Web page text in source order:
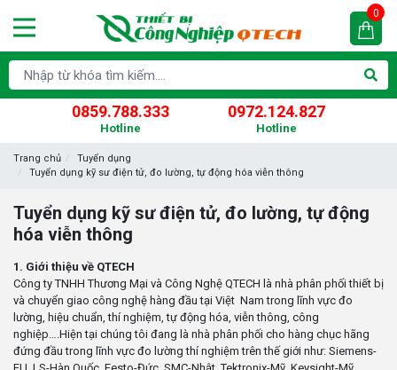
0859.788.333
Hotline
0972.124.827
Hotline
0
Trang chủ
Tuyển dụng
Tuyển dụng kỹ sư điện tử, đo lường, tự động hóa viễn thông
Tuyển dụng kỹ sư điện tử, đo lường, tự động
hóa viễn thông
1. Giới thiệu về QTECH
Công ty TNHH Thương Mại và Công Nghệ QTECH là nhà phân phối thiết bị
và chuyển giao công nghệ hàng đầu tại Việt Nam trong lĩnh vực đo
lường, hiệu chuẩn, thí nghiệm, tự động hóa, viễn thông, công
nghiệp….Hiện tại chúng tôi đang là nhà phân phối cho hàng chục hãng
đứng đầu trong lĩnh vực đo lường thí nghiệm trên thế giới như: Siemens-